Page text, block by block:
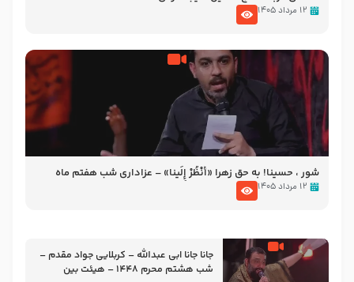
۱۲ مرداد ۱۴۰۵
شور ، حسینا! به‌ حق زهرا «أُنْظُرْ إِلَینا» – عزاداری شب هفتم ماه
محرّم 1405
۱۲ مرداد ۱۴۰۵
جانا جانا ابی عبدالله – کربلایی جواد مقدم –
شب هشتم محرم 1448 – هیئت بین